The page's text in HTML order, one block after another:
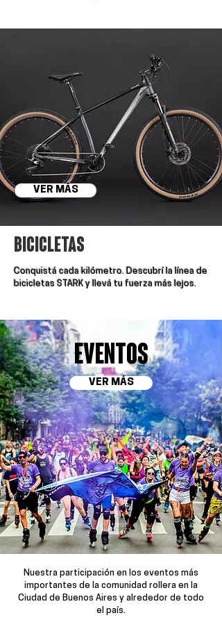
VER MÁS
bicicletas
Conquistá cada kilómetro. Descubrí la línea de
bicicletas STARK y llevá tu fuerza más lejos.
EVENTOS
VER MÁS
Nuestra participación en los eventos más
importantes de la comunidad rollera en la
Ciudad de Buenos Aires y alrededor de todo
el país.